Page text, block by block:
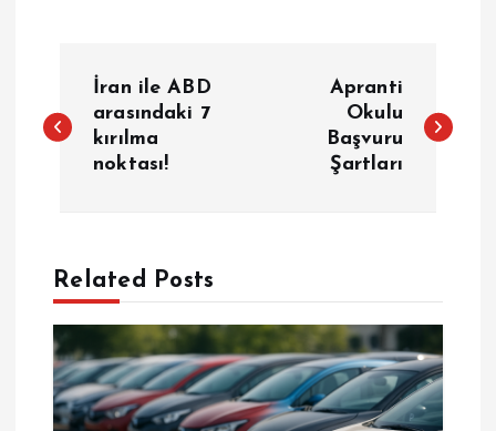
a
g
e
z
İran ile ABD
arasındaki 7
kırılma
noktası!
Apranti
Okulu
Başvuru
Şartları
Related Posts